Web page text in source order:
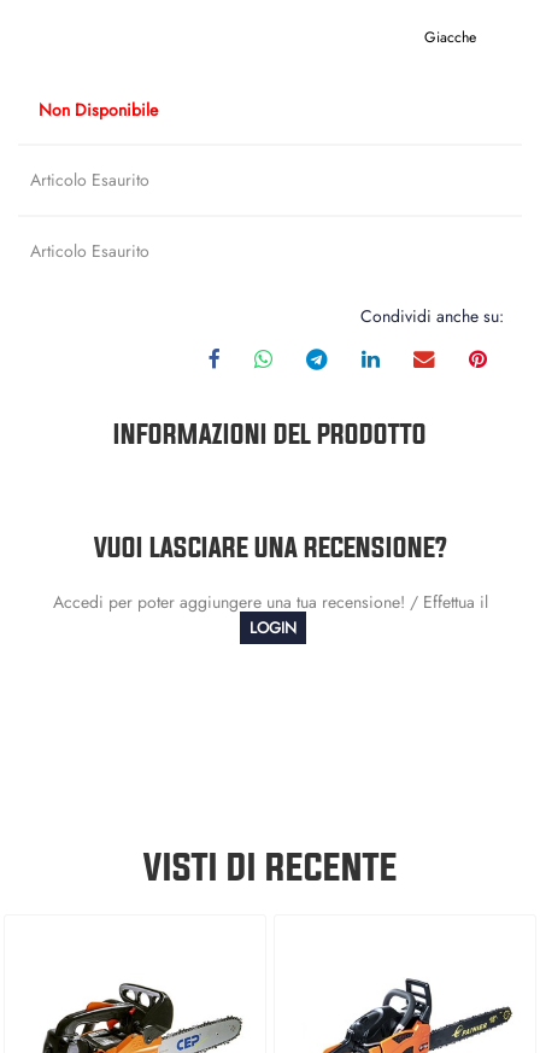
Giacche
Non Disponibile
Articolo Esaurito
Articolo Esaurito
Condividi anche su:
INFORMAZIONI DEL PRODOTTO
VUOI LASCIARE UNA RECENSIONE?
Accedi per poter aggiungere una tua recensione! / Effettua il
LOGIN
VISTI DI RECENTE